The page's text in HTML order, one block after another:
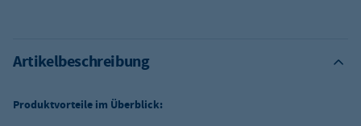
Artikelbeschreibung
Produktvorteile im Überblick: